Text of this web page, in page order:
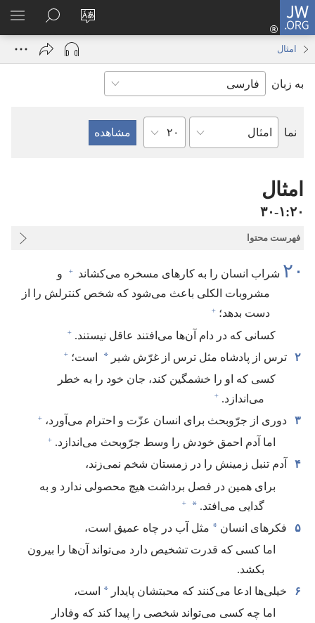
JW.ORG
زبان
سایت
را
ورود
باز
JW.ORG
جستجو
امثال
به زبان
نما
کتاب
مقدّس
فصل
امثال
۲۰‏:‏۱‏-‏۳۰
فهرست محتوا
۲۰ شراب انسان را به کارهای مسخره می‌کشاند +
و
مشروبات الکلی باعث می‌شود که شخص کنترلش را از
دست بدهد؛‏ +
کسانی که در دام آن‌ها می‌افتند عاقل نیستند.‏ +
۲ ترس از پادشاه مثل ترس از غرّش شیر * است؛‏ +
کسی که او را خشمگین کند،‏ جان خود را به خطر
می‌اندازد.‏ +
۳ دوری از جرّوبحث برای انسان عزّت و احترام می‌آورد،‏ +
اما آدم احمق خودش را وسط جرّوبحث می‌اندازد.‏ +
۴
آدم تنبل زمینش را در زمستان شخم نمی‌زند،‏
برای همین در فصل برداشت هیچ محصولی ندارد و به
گدایی می‌افتد.‏ *
+
۵ فکرهای انسان * مثل آب در چاه عمیق است،‏
اما کسی که قدرت تشخیص دارد می‌تواند آن‌ها را بیرون
بکشد.‏
۶
خیلی‌ها ادعا می‌کنند که محبتشان پایدار * است،‏
اما چه کسی می‌تواند شخصی را پیدا کند که وفادار